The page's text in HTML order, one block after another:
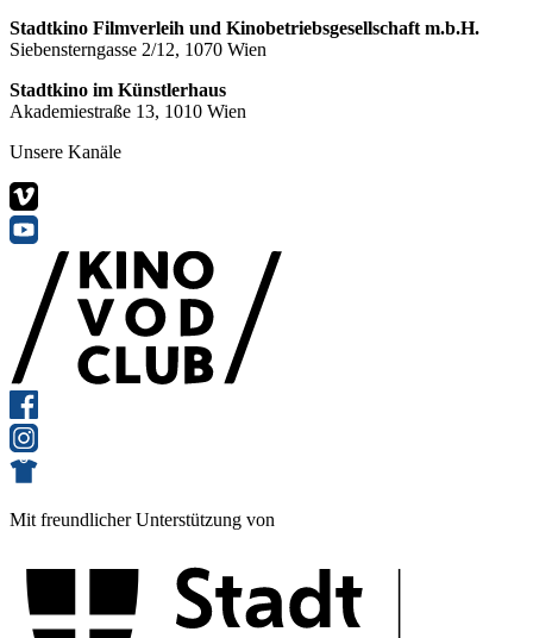
Stadtkino Filmverleih und Kinobetriebsgesellschaft m.b.H.
Siebensterngasse 2/12, 1070 Wien
Stadtkino im Künstlerhaus
Akademiestraße 13, 1010 Wien
Unsere Kanäle
Mit freundlicher Unterstützung von